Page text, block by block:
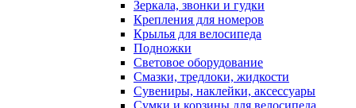
Зеркала, звонки и гудки
Крепления для номеров
Крылья для велосипеда
Подножки
Световое оборудование
Смазки, тредлоки, жидкости
Сувениры, наклейки, аксессуары
Сумки и корзины для велосипеда